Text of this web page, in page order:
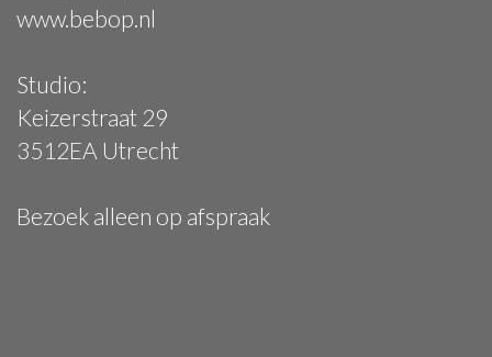
www.bebop.nl
Studio:
Keizerstraat 29
3512EA Utrecht
Bezoek alleen op afspraak